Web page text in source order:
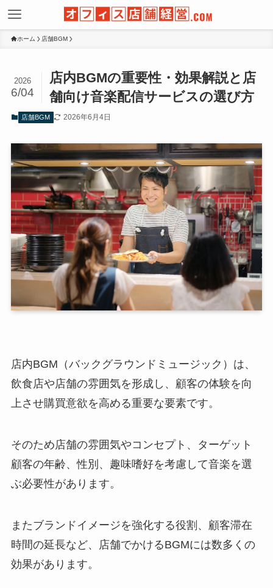
ホーム 店舗BGM
店内BGMの重要性・効果解説と店
舗向け音楽配信サービスの選び方
2026
6/04
店舗BGM 2026年6月4日
店内BGM（バックグラウンドミュージック）は、
飲食店や店舗の雰囲気を形成し、顧客の体験を向
上させ購買意欲を高める重要な要素です。
そのため店舗の雰囲気やコンセプト、ターゲット
顧客の年齢、性別、趣味嗜好を考慮して音楽を選
ぶ必要性があります。
またブランドイメージを強化する役割、顧客滞在
時間の延長など、店舗でかけるBGMには数多くの
効果があります。